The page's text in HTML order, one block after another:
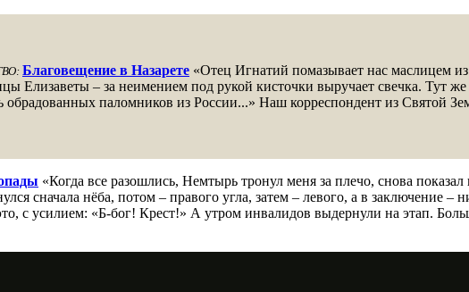
Благовещение в Назарете «Отец Игнатий помазывает нас маслицем
Елизаветы – за неимением под рукой кисточки выручает свечка. Тут же
обрадованных паломников из России...» Наш корреспондент из Святой
«Когда все разошлись, Немтырь тронул меня за плечо, снова
сначала нёба, потом – правого угла, затем – левого, а в заключение
с усилием: «Б-бог! Крест!» А утром инвалидов выдернули на этап.